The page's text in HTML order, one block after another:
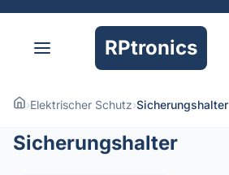
RPtronics
›Elektrischer Schutz›Sicherungshalter
Sicherungshalter